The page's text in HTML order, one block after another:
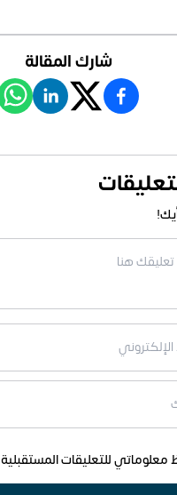
شارك المقالة
للتعليقات المستقبلية